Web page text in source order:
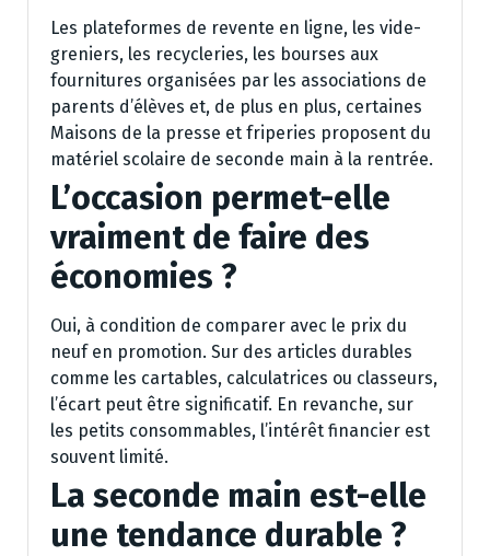
Les plateformes de revente en ligne, les vide-
greniers, les recycleries, les bourses aux
fournitures organisées par les associations de
parents d’élèves et, de plus en plus, certaines
Maisons de la presse et friperies proposent du
matériel scolaire de seconde main à la rentrée.
L’occasion permet-elle
vraiment de faire des
économies ?
Oui, à condition de comparer avec le prix du
neuf en promotion. Sur des articles durables
comme les cartables, calculatrices ou classeurs,
l’écart peut être significatif. En revanche, sur
les petits consommables, l’intérêt financier est
souvent limité.
La seconde main est-elle
une tendance durable ?